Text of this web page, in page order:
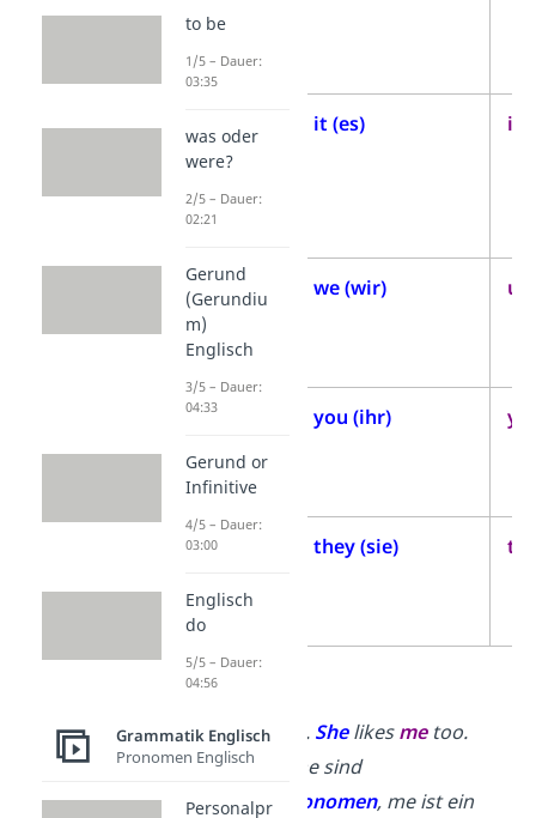
Singular
weiblich
Person
Singular
neutral
it (es) it
1.
Person
Plural
we (wir) us
2.
Person
Plural
you (ihr)
3.
Plural
they (sie)
Beispiele:
I like Anna. Shelikesmetoo.
→I und
she sind
Subjektpronomen, me ist ein
to be
1/5 – Dauer:
03:35
was oder
were?
2/5 – Dauer:
02:21
Gerund
(Gerundiu
m)
Englisch
3/5 – Dauer:
04:33
Gerund or
Infinitive
4/5 – Dauer:
03:00
Englisch
do
5/5 – Dauer:
04:56
Grammatik Englisch
Pronomen Englisch
Personalpr